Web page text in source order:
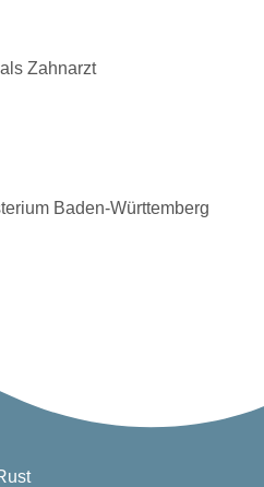
Zahnarzt
Baden-Württemberg